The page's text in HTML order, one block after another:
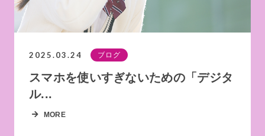
2025.03.24 ブログ
スマホを使いすぎないための「デジタ
ル...
MORE